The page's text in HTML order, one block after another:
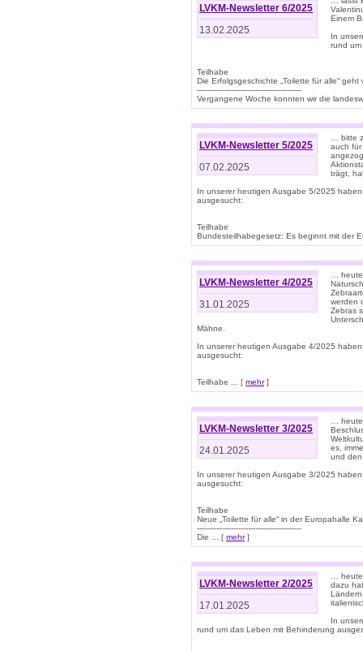
LVKM-Newsletter 6/2025
13.02.2025
Einem
In
rund
Teilhabe
Die Erfolgsgeschichte „Toilette für alle“
-------------------------------------------
Vergangene Woche konnten wir die
LVKM-Newsletter 5/2025
07.02.2025
… bitte
auch für
trägt,
In unserer heutigen Ausgabe 5/2025
ausgesucht:
Teilhabe
Bundesteilhabegesetz: Es beginnt mit der
LVKM-Newsletter 4/2025
31.01.2025
…
werden
Zebras
Mähne.
In unserer heutigen Ausgabe 4/2025
ausgesucht:
Teilhabe ... [ mehr]
LVKM-Newsletter 3/2025
24.01.2025
…
es,
und
In unserer heutigen Ausgabe 3/2025
ausgesucht:
Teilhabe
Neue „Toilette für alle“ in der Europahalle
-------------------------------------------
Die ... [ mehr]
LVKM-Newsletter 2/2025
17.01.2025
…
dazu
In
rund um das Leben mit Behinderung